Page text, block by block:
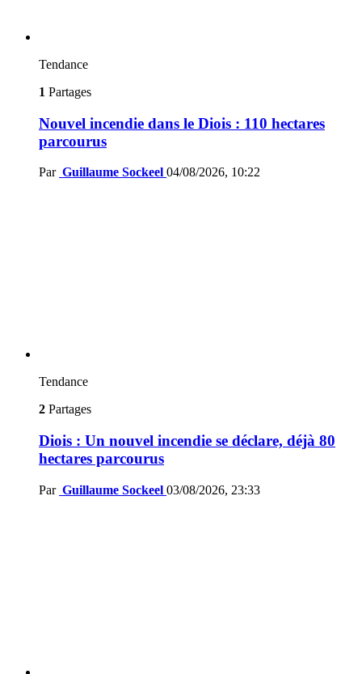
Tendance
1 Partages
Nouvel incendie dans le Diois : 110 hectares
parcourus
Par Guillaume Sockeel 04/08/2026, 10:22
Tendance
2 Partages
Diois : Un nouvel incendie se déclare, déjà 80
hectares parcourus
Par Guillaume Sockeel 03/08/2026, 23:33